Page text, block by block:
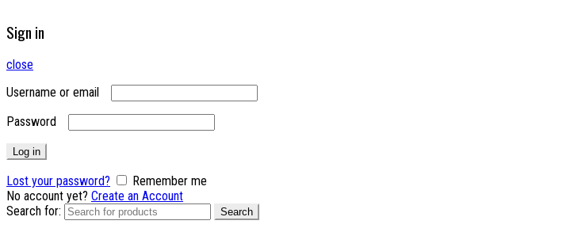
Sign in
close
Username or email
Password
Log in
Lost your password?
Remember me
No account yet? Create an Account
Search for:
Search